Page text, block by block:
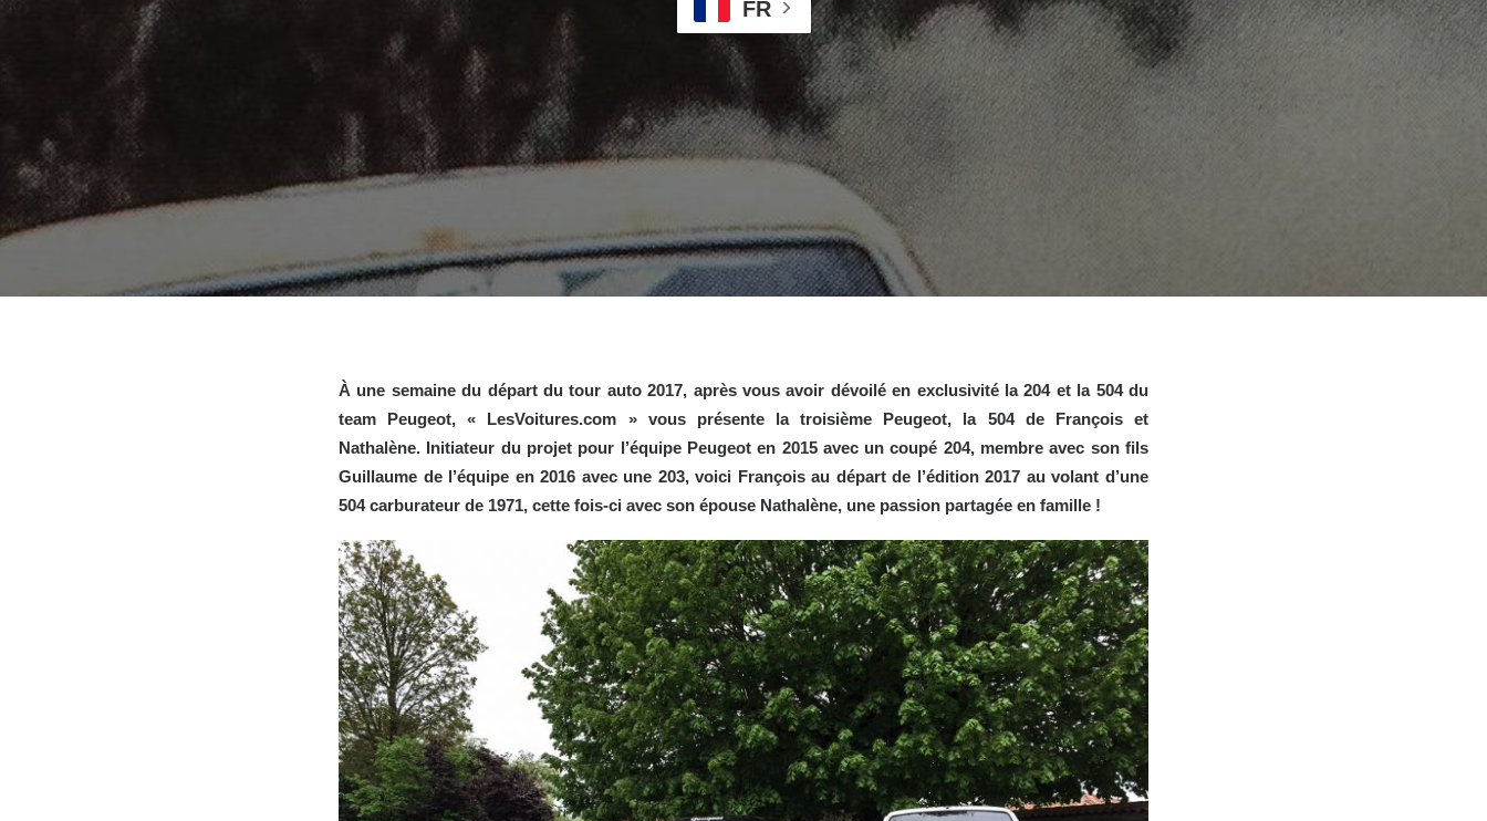
FR
À une semaine du départ dutour auto2017, après vous avoir dévoilé en exclusivité la 204 et la 504 du
team Peugeot, « LesVoitures.com » vous présente la troisième Peugeot, la 504 de François et
Nathalène. Initiateur du projet pour l’équipe Peugeot en 2015 avec un coupé 204, membre avec son fils
Guillaume de l’équipe en 2016 avec une 203, voici François au départ de l’édition 2017 au volant d’une
504 carburateur de 1971, cette fois-ci avec son épouse Nathalène, une passion partagée en famille !